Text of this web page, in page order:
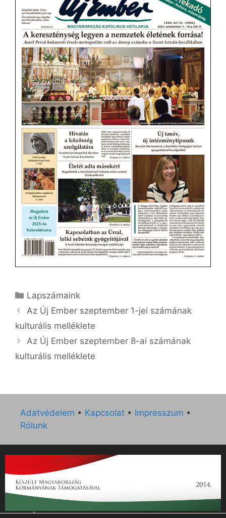
Kategória
Lapszámaink
Az Új Ember szeptember 1-jei számának
kulturális melléklete
Az Új Ember szeptember 8-ai számának
kulturális melléklete
Adatvédelem • Kapcsolat • Impresszum •
Rólunk